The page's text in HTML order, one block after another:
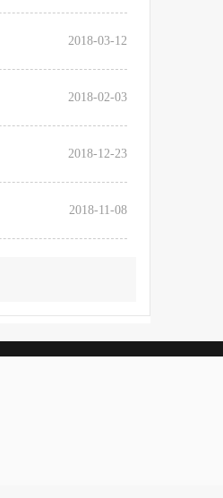
2018-03-12
2018-02-03
2018-12-23
2018-11-08